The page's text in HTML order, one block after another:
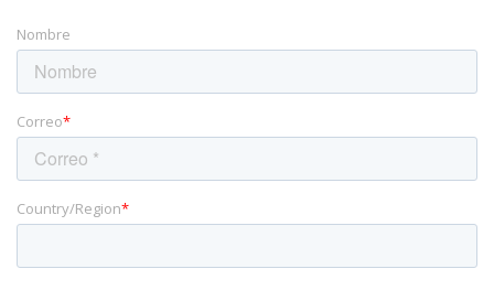
Nombre
Correo*
Country/Region*